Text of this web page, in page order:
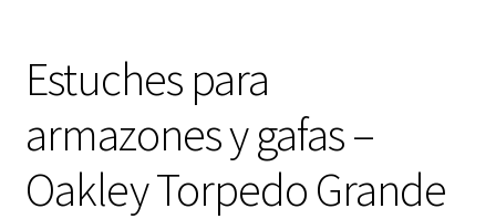
Estuches para
armazones y gafas –
Oakley Torpedo Grande